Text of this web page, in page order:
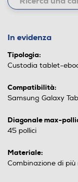
In evidenza
Tipologia:
Custodia tablet-
Compatibilità:
Samsung Galaxy
Diagonale max-
45 pollici
Materiale:
Combinazione di